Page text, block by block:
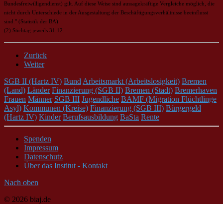
Bundesfreiwilligendienst) gilt. Auf diese Weise sind aussagekräftige Vergleiche möglich, die
nicht durch Unterschiede in der Ausgestaltung der Beschäftigungsverhältnisse beeinflusst
sind." (Statistik der BA)
(2) Stichtag jeweils 31.12.
Zurück
Weiter
SGB II (Hartz IV) Bund Arbeitsmarkt (Arbeitslosigkeit) Bremen
(Land) Länder Finanzierung (SGB II) Bremen (Stadt) Bremerhaven
Frauen Männer SGB III Jugendliche BAMF (Migration Flüchtlinge
Asyl) Kommunen (Kreise) Finanzierung (SGB III) Bürgergeld
(Hartz IV) Kinder Berufsausbildung BaSta Rente
Spenden
Impressum
Datenschutz
Über das Institut - Kontakt
Nach oben
© 2026 biaj.de